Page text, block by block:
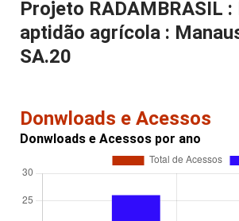
Projeto RADAMBRASIL :
aptidão agrícola :
SA.20
Donwloads e Acessos
Donwloads e Acessos por ano